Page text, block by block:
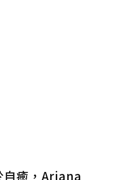
自癒，Ariana